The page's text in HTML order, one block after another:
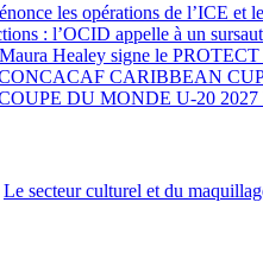
les opérations de l’ICE et
: l’OCID appelle à un
Healey signe le
CARIBBEAN
DU MONDE U-20
Le secteur culturel et du